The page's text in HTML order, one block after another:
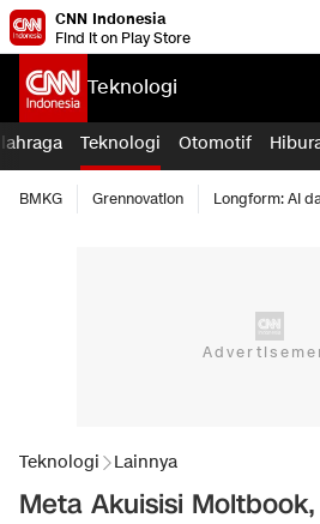
CNN Indonesia
Find it on Play Store
Teknologi
Teknologi Otomotif
BMKG Grennovation Longform: AI
Teknologi Lainnya
Meta Akuisisi